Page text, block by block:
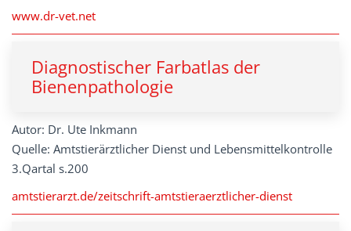
www.dr-vet.net
Diagnostischer Farbatlas der
Bienenpathologie
Autor: Dr. Ute Inkmann
Quelle: Amtstierärztlicher Dienst und Lebensmittelkontrolle
3.Qartal s.200
amtstierarzt.de/zeitschrift-amtstieraerztlicher-dienst